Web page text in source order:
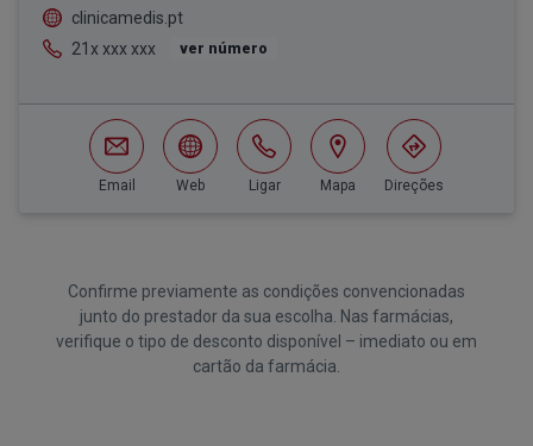
clinicamedis.pt
21x xxx xxx
ver número
Email Web Ligar Mapa Direções
Confirme previamente as condições convencionadas
junto do prestador da sua escolha. Nas farmácias,
verifique o tipo de desconto disponível – imediato ou em
cartão da farmácia.